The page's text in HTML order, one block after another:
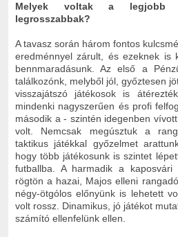
Melyek voltak a legjobb
legrosszabbak?
A tavasz során három fontos
eredménnyel zárult, és ezeknek is
bennmaradásunk. Az első a
találkozónk, melyből jól, győztesen
visszajátszó játékosok is
mindenki nagyszerűen és profi
második a - szintén idegenben
volt. Nemcsak megúsztuk a
taktikus játékkal győzelmet
hogy több játékosunk is szintet
futballba. A harmadik a kaposvári
rögtön a hazai, Majos elleni
négy-ötgólos előnyünk is lehetett
volt rossz. Dinamikus, jó játékot
számító ellenfelünk ellen.